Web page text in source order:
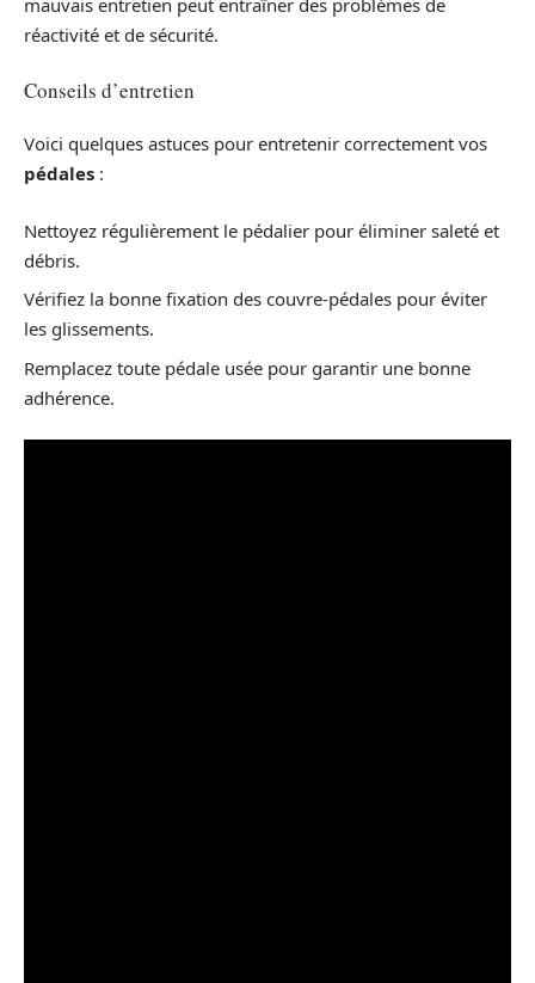
mauvais entretien peut entraîner des problèmes de
réactivité et de sécurité.
Conseils d’entretien
Voici quelques astuces pour entretenir correctement vos
pédales :
Nettoyez régulièrement le pédalier pour éliminer saleté et
débris.
Vérifiez la bonne fixation des couvre-pédales pour éviter
les glissements.
Remplacez toute pédale usée pour garantir une bonne
adhérence.